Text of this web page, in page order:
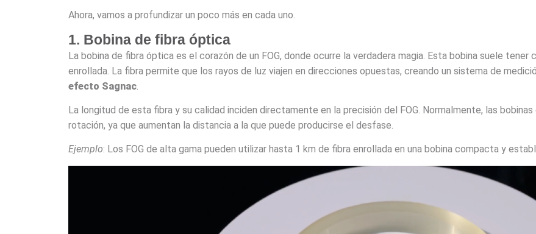
Ahora, vamos a profundizar un poco más en cada uno.
1. Bobina de fibra óptica
La bobina de fibra óptica es el corazón de un FOG, donde ocurre la verdadera magia. Esta bobina suele
enrollada. La fibra permite que los rayos de luz viajen en direcciones opuestas, creando un sistema de
efecto Sagnac
La longitud de esta fibra y su calidad inciden directamente en la precisión del FOG. Normalmente, las
rotación, ya que aumentan la distancia a la que puede producirse el desfase.
Ejemplo: Los FOG de alta gama pueden utilizar hasta 1 km de fibra enrollada en una bobina compacta y